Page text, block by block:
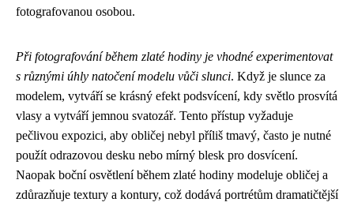
fotografovanou osobou.
Při fotografování během zlaté hodiny je vhodné experimentovat
s různými úhly natočení modelu vůči slunci. Když je slunce za
modelem, vytváří se krásný efekt podsvícení, kdy světlo prosvítá
vlasy a vytváří jemnou svatozář. Tento přístup vyžaduje
pečlivou expozici, aby obličej nebyl příliš tmavý, často je nutné
použít odrazovou desku nebo mírný blesk pro dosvícení.
Naopak boční osvětlení během zlaté hodiny modeluje obličej a
zdůrazňuje textury a kontury, což dodává portrétům dramatičtější